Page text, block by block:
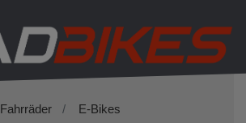
Fahrräder E-Bikes